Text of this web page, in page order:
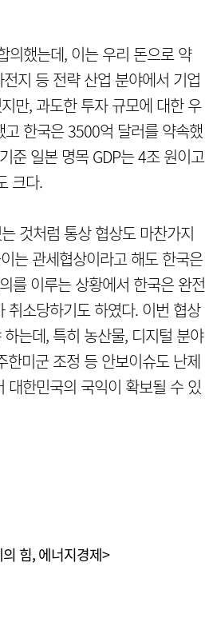
의했는데, 이는 우리 돈으로 약
지 등 전략 산업 분야에서 기업
만, 과도한 투자 규모에 대한 우
한국은 3500억 달러를 약속했
준 일본 명목 GDP는 4조 원이고
크다.
것처럼 통상 협상도 마찬가지
는 관세협상이라고 해도 한국은
를 이루는 상황에서 한국은 완전
취소당하기도 하였다. 이번 협상
는데, 특히 농산물, 디지털 분야
미군 조정 등 안보이슈도 난제
대한민국의 국익이 확보될 수 있
힘, 에너지경제>